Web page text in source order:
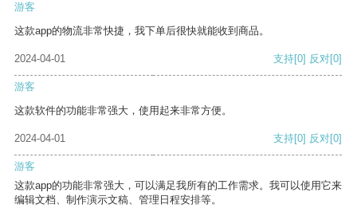
游客
这款app的物流非常快捷，我下单后很快就能收到商品。
2024-04-01 支持[0] 反对[0]
游客
这款软件的功能非常强大，使用起来非常方便。
2024-04-01 支持[0] 反对[0]
游客
这款app的功能非常强大，可以满足我所有的工作需求。我可以使用它来
编辑文档、制作演示文稿、管理日程安排等。